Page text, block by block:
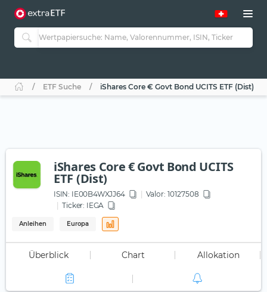
ETF Suche iShares Core € Govt Bond UCITS ETF (Dist)
iShares Core € Govt Bond UCITS
ETF (Dist)
ISIN: IE00B4WXJJ64
Valor: 10127508
Ticker: IEGA
Anleihen Europa
Überblick Chart Allokation